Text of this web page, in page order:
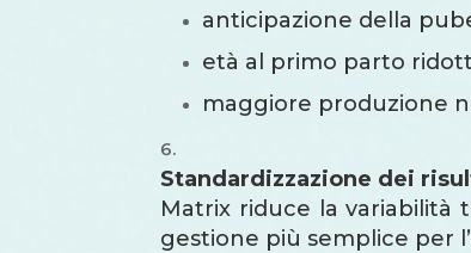
anticipazione della
età al primo parto
maggiore produzione
Standardizzazione dei
Matrix riduce la variabilità
gestione più semplice per